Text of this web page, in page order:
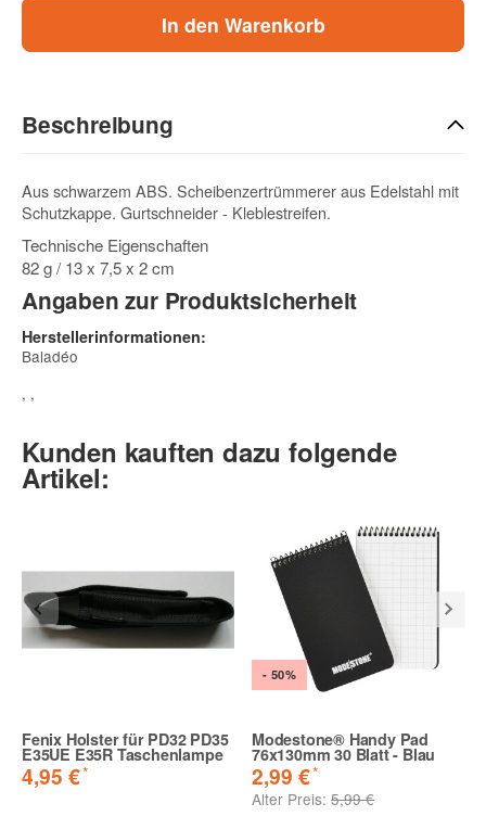
In den Warenkorb
Beschreibung
Aus schwarzem ABS. Scheibenzertrümmerer aus Edelstahl mit
Schutzkappe. Gurtschneider - Kleblestreifen.
Technische Eigenschaften
82 g / 13 x 7,5 x 2 cm
Angaben zur Produktsicherheit
Herstellerinformationen:
Baladéo
, ,
Kunden kauften dazu folgende
Artikel:
Fenix Holster für PD32 PD35
E35UE E35R Taschenlampe
4,95 €*
- 50%
Modestone® Handy Pad
76x130mm 30 Blatt - Blau
2,99 €*
Alter Preis: 5,99 €